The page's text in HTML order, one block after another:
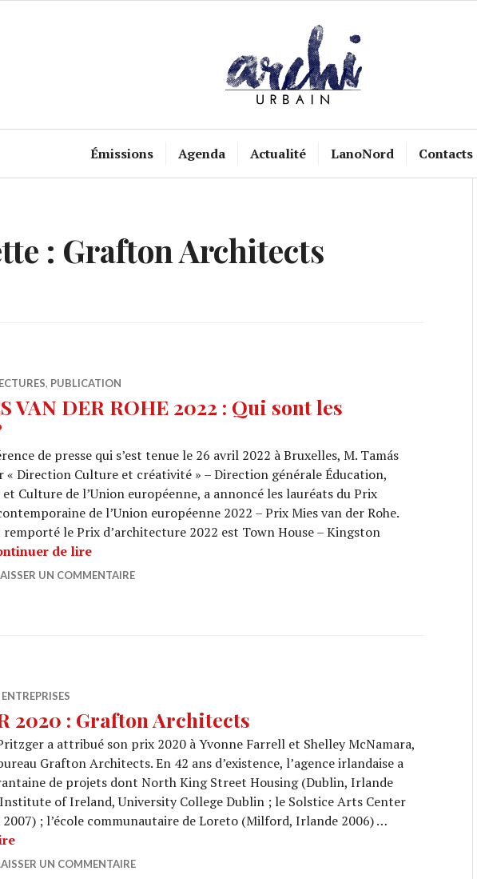
Émissions Agenda Actualité LanoNord Contacts
: Grafton Architects
, PUBLICATION
VAN DER ROHE 2022 : Qui sont les
de presse qui s’est tenue le 26 avril 2022 à Bruxelles, M. Tamás
« Direction Culture et créativité » – Direction générale Éducation,
et Culture de l’Union européenne, a annoncé les lauréats du Prix
de l’Union européenne 2022 – Prix Mies van der Rohe.
remporté le Prix d’architecture 2022 est Town House – Kingston
de lirePRIX MIES VAN DER ROHE 2022 : Qui sont les lauréats ?
UN COMMENTAIRE
ENTREPRISES
2020 : Grafton Architects
a attribué son prix 2020 à Yvonne Farrell et Shelley McNamara,
Grafton Architects. En 42 ans d’existence, l’agence irlandaise a
de projets dont North King Street Housing (Dublin, Irlande
of Ireland, University College Dublin ; le Solstice Arts Center
; l’école communautaire de Loreto (Milford, Irlande 2006) …
PRITZKER 2020 : Grafton Architects
UN COMMENTAIRE